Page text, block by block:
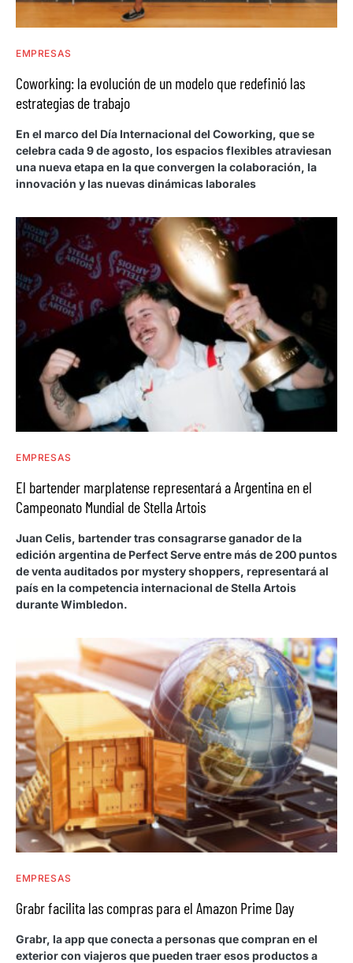
EMPRESAS
Coworking: la evolución de un modelo que redefinió las
estrategias de trabajo
En el marco del Día Internacional del Coworking, que se
celebra cada 9 de agosto, los espacios flexibles atraviesan
una nueva etapa en la que convergen la colaboración, la
innovación y las nuevas dinámicas laborales
EMPRESAS
El bartender marplatense representará a Argentina en el
Campeonato Mundial de Stella Artois
Juan Celis, bartender tras consagrarse ganador de la
edición argentina de Perfect Serve entre más de 200 puntos
de venta auditados por mystery shoppers, representará al
país en la competencia internacional de Stella Artois
durante Wimbledon.
EMPRESAS
Grabr facilita las compras para el Amazon Prime Day
Grabr, la app que conecta a personas que compran en el
exterior con viajeros que pueden traer esos productos a